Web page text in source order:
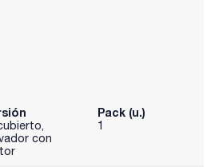
con
Pack (u.)
1